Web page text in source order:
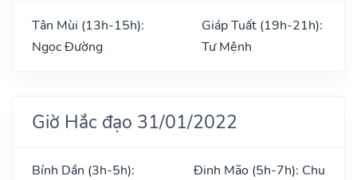
Tân Mùi (13h-15h):
Ngọc Đường
Giáp Tuất (19h-21h):
Tư Mệnh
Giờ Hắc đạo 31/01/2022
Bính Dần (3h-5h):
Đinh Mão (5h-7h): Chu